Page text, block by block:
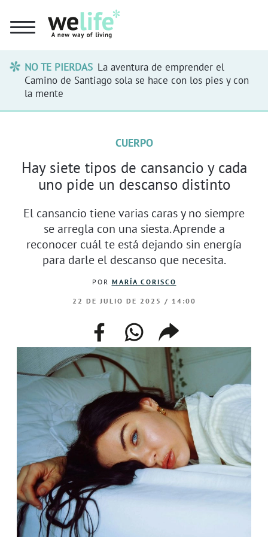
NO TE PIERDAS La aventura de emprender el
Camino de Santiago sola se hace con los pies y con
la mente
CUERPO
Hay siete tipos de cansancio y cada
uno pide un descanso distinto
El cansancio tiene varias caras y no siempre
se arregla con una siesta. Aprende a
reconocer cuál te está dejando sin energía
para darle el descanso que necesita.
POR MARÍA CORISCO
22 DE JULIO DE 2025 / 14:00
facebookwhatsappcompartir
enlace